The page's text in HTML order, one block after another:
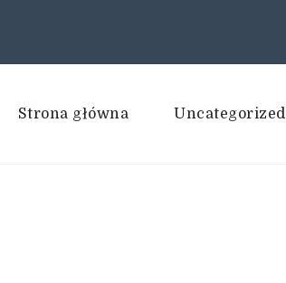
Strona główna Uncategorized